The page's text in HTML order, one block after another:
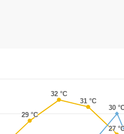
29 °C
29 °C
32 °C
32 °C
31 °C
31 °C
27
27
30
30